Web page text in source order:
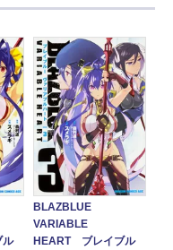
BLAZBLUE
VARIABLE
HEART ブレイブル